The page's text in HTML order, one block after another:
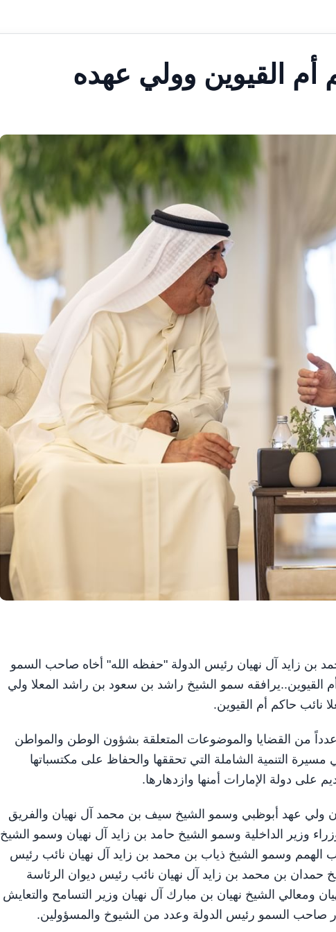
أم القيوين وولي عهده
محمد بن زايد آل نهيان رئيس الدولة "حفظه الله" أخاه صاحب السمو
القيوين..يرافقه سمو الشيخ راشد بن سعود بن راشد المعلا ولي
نائب حاكم أم القيوين.
عدداً من القضايا والموضوعات المتعلقة بشؤون الوطن والمواطن
التنمية الشاملة التي تحققها والحفاظ على مكتسباتها
على دولة الإمارات أمنها وازدهارها.
ولي عهد أبوظبي وسمو الشيخ سيف بن محمد آل نهيان والفريق
وزير الداخلية وسمو الشيخ حامد بن زايد آل نهيان وسمو الشيخ
الهمم وسمو الشيخ ذياب بن محمد بن زايد آل نهيان نائب رئيس
حمدان بن محمد بن زايد آل نهيان نائب رئيس ديوان الرئاسة
ومعالي الشيخ نهيان بن مبارك آل نهيان وزير التسامح والتعايش
السمو رئيس الدولة وعدد من الشيوخ والمسؤولين.